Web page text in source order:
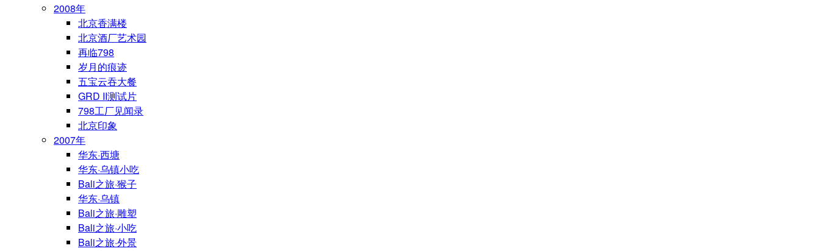
2008年
北京香满楼
北京酒厂艺术园
再临798
岁月的痕迹
五宝云吞大餐
GRD II测试片
798工厂见闻录
北京印象
2007年
华东·西塘
华东·乌镇小吃
Bali之旅·猴子
华东·乌镇
Bali之旅·雕塑
Bali之旅·小吃
Bali之旅·外景